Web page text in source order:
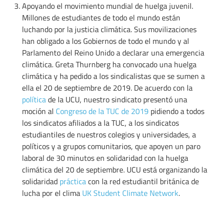
Apoyando el movimiento mundial de huelga juvenil.
Millones de estudiantes de todo el mundo están
luchando por la justicia climática. Sus movilizaciones
han obligado a los Gobiernos de todo el mundo y al
Parlamento del Reino Unido a declarar una emergencia
climática. Greta Thurnberg ha convocado una huelga
climática y ha pedido a los sindicalistas que se sumen a
ella el 20 de septiembre de 2019. De acuerdo con la
políticade la UCU, nuestro sindicato presentó una
moción al Congreso de la TUC de 2019 pidiendo a todos
los sindicatos afiliados a la TUC, a los sindicatos
estudiantiles de nuestros colegios y universidades, a
políticos y a grupos comunitarios, que apoyen un paro
laboral de 30 minutos en solidaridad con la huelga
climática del 20 de septiembre. UCU está organizando la
solidaridad prácticacon la red estudiantil británica de
lucha por el clima UK Student Climate Network.